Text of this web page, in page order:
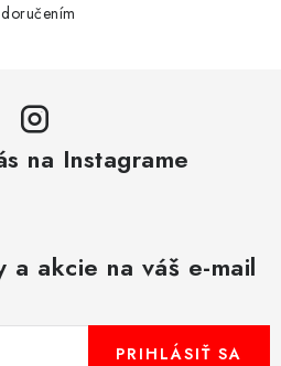
na Instagrame
a akcie na váš e-mail
PRIHLÁSIŤ SA